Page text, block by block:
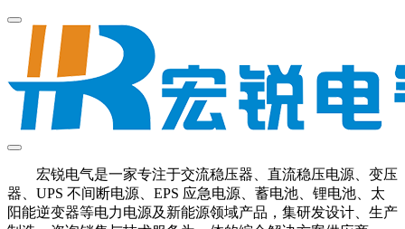
宏锐电气是一家专注于交流稳压器、直流稳压电源、变压
器、UPS 不间断电源、EPS 应急电源、蓄电池、锂电池、太
阳能逆变器等电力电源及新能源领域产品，集研发设计、生产